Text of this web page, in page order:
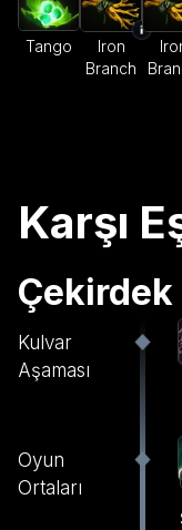
Tango
Iron
Branch
Karşı
Kulvar
Aşaması
Oyun
Ortaları